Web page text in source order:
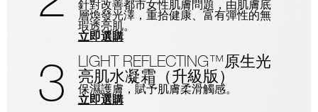
針對改善都市女性肌膚問題，由肌膚底
層煥發光澤，重拾健康、富有彈性的無
瑕透亮肌。
立即選購
3
LIGHT REFLECTING™原生光
亮肌水凝霜（升級版）
保濕護膚，賦予肌膚柔滑觸感。
立即選購